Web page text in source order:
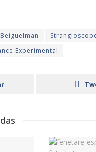
Experimental